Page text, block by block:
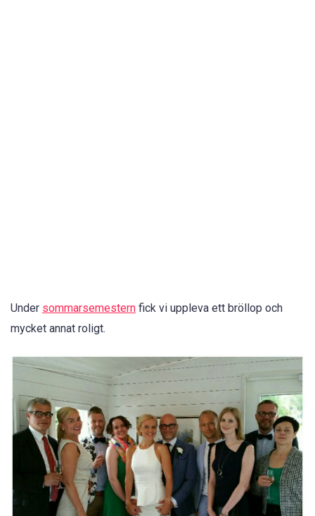
Under sommarsemestern fick vi uppleva ett bröllop och
mycket annat roligt.